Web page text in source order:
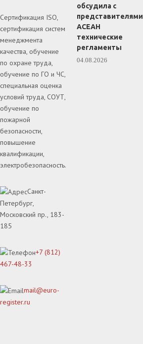
Сертификация ISO,
сертификация систем
менеджмента
качества, обучение
по охране труда,
обучение по ГО и ЧС,
специальная оценка
условий труда, СОУТ,
обучение по
пожарной
безопасности,
повышение
квалификации,
электробезопасность.
Санкт-
Петербург,
Московский пр., 183-
185
+7 (812)
467-48-33
mail@euro-
register.ru
обсудила с
представителями
АСЕАН
технические
регламенты
04.08.2026